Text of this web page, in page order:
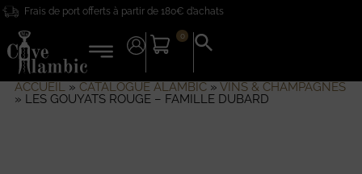
Frais de port offerts à partir de 180€ d’achats
0
Search
for:
ACCUEIL» CATALOGUE ALAMBIC» VINS & CHAMPAGNES
» LES GOUYATS ROUGE – FAMILLE DUBARD